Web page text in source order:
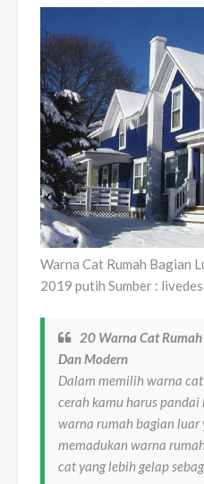
Warna Cat Rumah Bagian
2019 putih Sumber :
20 Warna Cat
Dan Modern
Dalam memilih warna
cerah kamu harus
warna rumah bagian luar
memadukan warna
cat yang lebih gelap